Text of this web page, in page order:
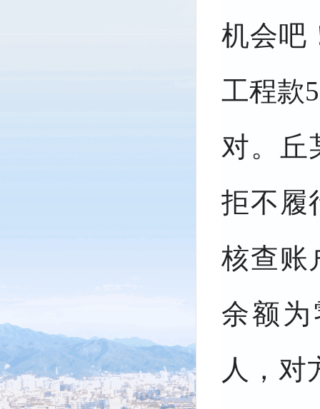
机会吧
工程款
对。丘
拒不履
核查账
余额
人，对